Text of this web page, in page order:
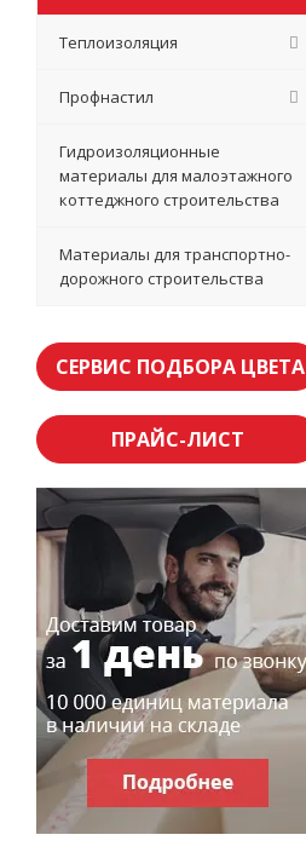
Теплоизоляция
Профнастил
Гидроизоляционные
материалы для малоэтажного
коттеджного строительства
Материалы для транспортно-
дорожного строительства
СЕРВИС ПОДБОРА ЦВЕТА
ПРАЙС-ЛИСТ